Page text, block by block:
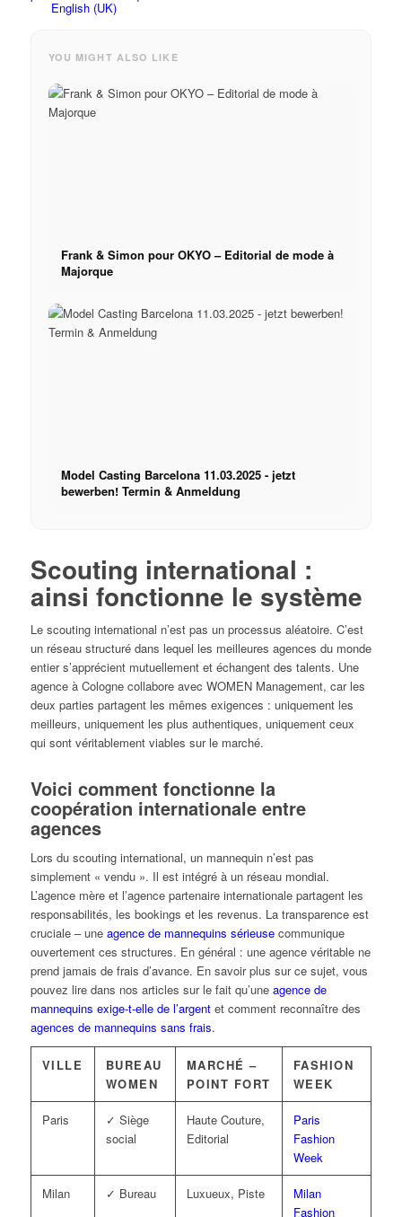
Menu
YOU MIGHT ALSO LIKE
Frank & Simon pour OKYO – Editorial de mode à
Majorque
Model Casting Barcelona 11.03.2025 - jetzt
bewerben! Termin & Anmeldung
Scouting international :
ainsi fonctionne le système
Le scouting international n’est pas un processus aléatoire. C’est
un réseau structuré dans lequel les meilleures agences du monde
entier s’apprécient mutuellement et échangent des talents. Une
agence à Cologne collabore avec WOMEN Management, car les
deux parties partagent les mêmes exigences : uniquement les
meilleurs, uniquement les plus authentiques, uniquement ceux
qui sont véritablement viables sur le marché.
Voici comment fonctionne la
coopération internationale entre
agences
Lors du scouting international, un mannequin n’est pas
simplement « vendu ». Il est intégré à un réseau mondial.
L’agence mère et l’agence partenaire internationale partagent les
responsabilités, les bookings et les revenus. La transparence est
cruciale – une agence de mannequins sérieusecommunique
ouvertement ces structures. En général : une agence véritable ne
prend jamais de frais d’avance. En savoir plus sur ce sujet, vous
pouvez lire dans nos articles sur le fait qu’une agence de
mannequins exige-t-elle de l’argentet comment reconnaître des
agences de mannequins sans frais.
VILLE
BUREAU
WOMEN
MARCHÉ –
POINT FORT
FASHION
WEEK
Paris
✓ Siège
social
Haute Couture,
Editorial
Paris
Fashion
Week
Milan ✓ Bureau Luxueux, Piste
Milan
Fashion